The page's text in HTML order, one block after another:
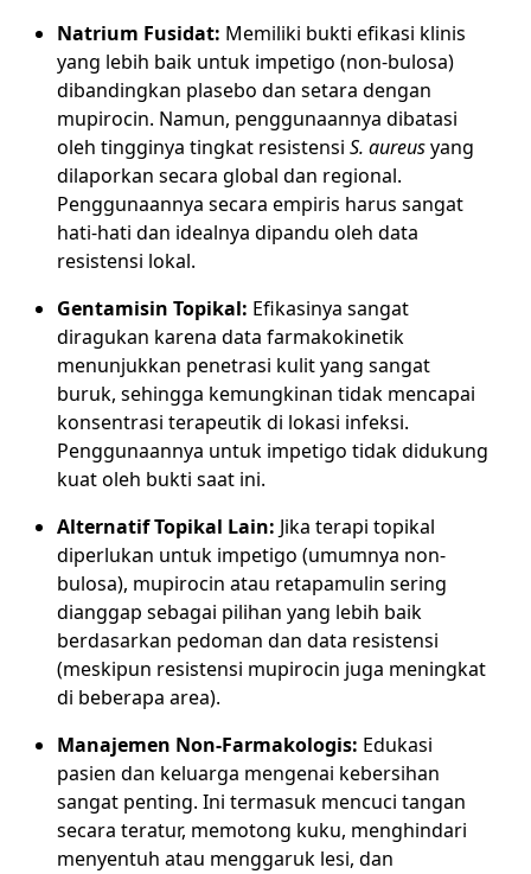
Natrium Fusidat: Memiliki bukti efikasi klinis
yang lebih baik untuk impetigo (non-bulosa)
dibandingkan plasebo dan setara dengan
mupirocin. Namun, penggunaannya dibatasi
oleh tingginya tingkat resistensi S. aureusyang
dilaporkan secara global dan regional.
Penggunaannya secara empiris harus sangat
hati-hati dan idealnya dipandu oleh data
resistensi lokal.
Gentamisin Topikal: Efikasinya sangat
diragukan karena data farmakokinetik
menunjukkan penetrasi kulit yang sangat
buruk, sehingga kemungkinan tidak mencapai
konsentrasi terapeutik di lokasi infeksi.
Penggunaannya untuk impetigo tidak didukung
kuat oleh bukti saat ini.
Alternatif Topikal Lain: Jika terapi topikal
diperlukan untuk impetigo (umumnya non-
bulosa), mupirocin atau retapamulin sering
dianggap sebagai pilihan yang lebih baik
berdasarkan pedoman dan data resistensi
(meskipun resistensi mupirocin juga meningkat
di beberapa area).
Manajemen Non-Farmakologis: Edukasi
pasien dan keluarga mengenai kebersihan
sangat penting. Ini termasuk mencuci tangan
secara teratur, memotong kuku, menghindari
menyentuh atau menggaruk lesi, dan